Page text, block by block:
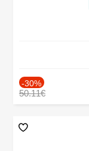
-30%
50.11€